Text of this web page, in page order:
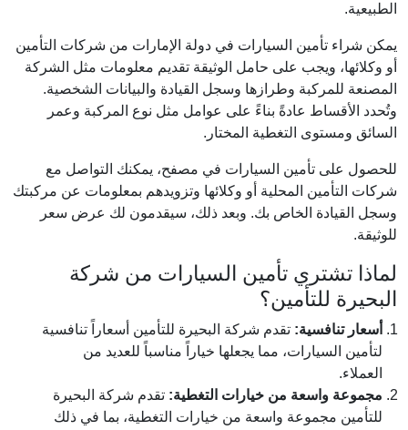
الطبيعية.
يمكن شراء تأمين السيارات في دولة الإمارات من شركات التأمين
أو وكلائها، ويجب على حامل الوثيقة تقديم معلومات مثل الشركة
المصنعة للمركبة وطرازها وسجل القيادة والبيانات الشخصية.
وتُحدد الأقساط عادةً بناءً على عوامل مثل نوع المركبة وعمر
السائق ومستوى التغطية المختار.
للحصول على تأمين السيارات في مصفح، يمكنك التواصل مع
شركات التأمين المحلية أو وكلائها وتزويدهم بمعلومات عن مركبتك
وسجل القيادة الخاص بك. وبعد ذلك، سيقدمون لك عرض سعر
للوثيقة.
لماذا تشتري تأمين السيارات من شركة
البحيرة للتأمين؟
أسعار تنافسية: تقدم شركة البحيرة للتأمين أسعاراً تنافسية
لتأمين السيارات، مما يجعلها خياراً مناسباً للعديد من
العملاء.
مجموعة واسعة من خيارات التغطية: تقدم شركة البحيرة
للتأمين مجموعة واسعة من خيارات التغطية، بما في ذلك